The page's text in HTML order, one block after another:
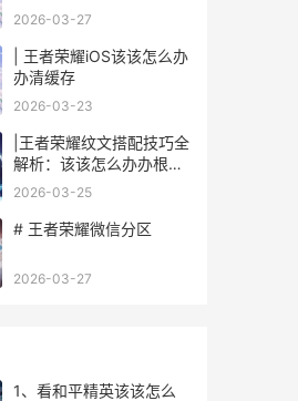
2026-03-27
| 王者荣耀iOS该该怎么办
办清缓存
2026-03-23
|王者荣耀纹文搭配技巧全
解析：该该怎么办办根据
英雄特性选择纹文|
2026-03-25
# 王者荣耀微信分区
2026-03-27
1、看和平精英该该怎么